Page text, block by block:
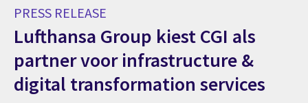
PRESS RELEASE
Lufthansa Group kiest CGI als
partner voor infrastructure &
digital transformation services